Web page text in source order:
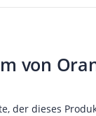
von
der dieses